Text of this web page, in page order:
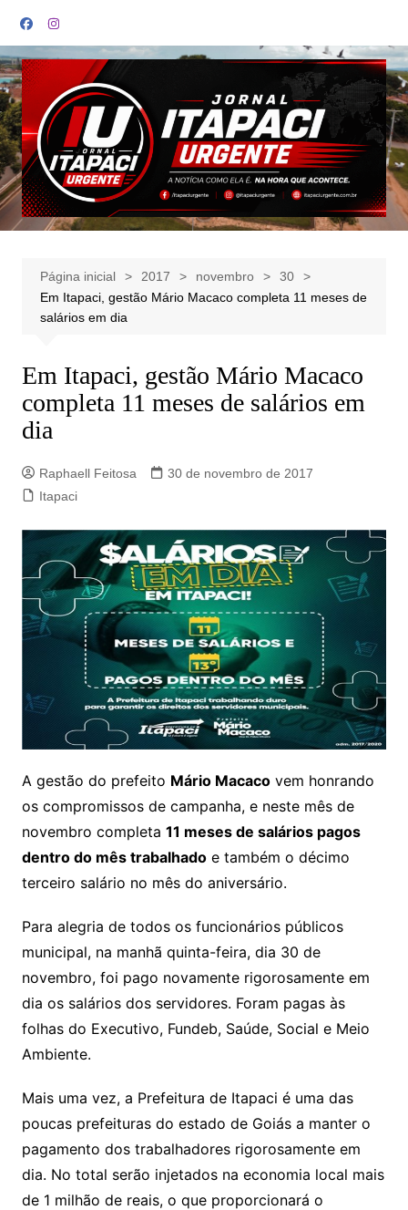
para
o
conteúdo
Página inicial 2017 novembro
30
Em Itapaci, gestão Mário Macaco completa 11 meses de
salários em dia
Em Itapaci, gestão Mário Macaco
completa 11 meses de salários em
dia
Raphaell Feitosa
30 de novembro de 2017
Itapaci
A gestão do prefeito Mário Macacovem honrando
os compromissos de campanha, e neste mês de
novembro completa 11 meses de salários pagos
dentro do mês trabalhadoe também o décimo
terceiro salário no mês do aniversário.
Para alegria de todos os funcionários públicos
municipal, na manhã quinta-feira, dia 30 de
novembro, foi pago novamente rigorosamente em
dia os salários dos servidores. Foram pagas às
folhas do Executivo, Fundeb, Saúde, Social e Meio
Ambiente.
Mais uma vez, a Prefeitura de Itapaci é uma das
poucas prefeituras do estado de Goiás a manter o
pagamento dos trabalhadores rigorosamente em
dia. No total serão injetados na economia local mais
de 1 milhão de reais, o que proporcionará o